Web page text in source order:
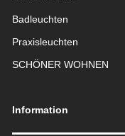
Badleuchten
Praxisleuchten
SCHÖNER WOHNEN
Information